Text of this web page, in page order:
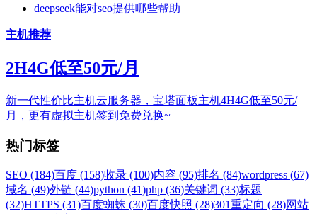
deepseek能对seo提供哪些帮助
主机推荐
2H4G低至50元/月
新一代性价比主机云服务器，宝塔面板主机4H4G低至50元/
月，更有虚拟主机签到免费兑换~
热门标签
SEO (184)百度 (158)收录 (100)内容 (95)排名 (84)wordpress (67)
域名 (49)外链 (44)python (41)php (36)关键词 (33)标题
(32)HTTPS (31)百度蜘蛛 (30)百度快照 (28)301重定向 (28)网站